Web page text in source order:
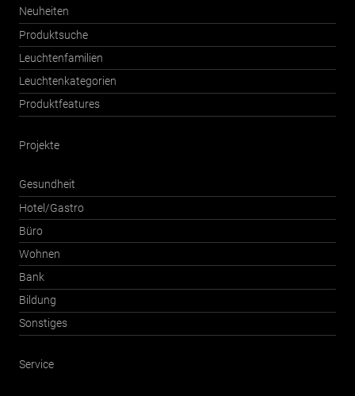
Neuheiten
Produktsuche
Leuchtenfamilien
Leuchtenkategorien
Produktfeatures
Projekte
Gesundheit
Hotel/Gastro
Büro
Wohnen
Bank
Bildung
Sonstiges
Service